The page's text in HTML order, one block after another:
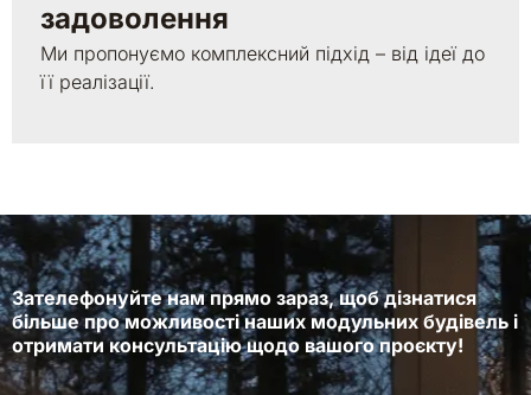
задоволення
Ми пропонуємо комплексний підхід – від ідеї до
її реалізації.
Зателефонуйте нам прямо зараз, щоб дізнатися
більше про можливості наших модульних будівель і
отримати консультацію щодо вашого проєкту!